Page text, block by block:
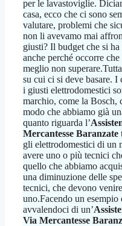
per le lavastoviglie.
casa, ecco che ci sono
valutare, problemi che
non li avevamo mai
giusti? Il budget che si ha
anche perché occorre
meglio non
su cui ci si deve basare. I
i giusti elettrodomestici
marchio, come la Bosch,
modo che abbiamo già
quanto riguarda l’
Mercantesse Baranzate
gli elettrodomestici di un
avere uno o più tecnici
quello che abbiamo
una diminuzione delle
tecnici, che devono
uno.Facendo un
avvalendoci di un’
Via Mercantesse